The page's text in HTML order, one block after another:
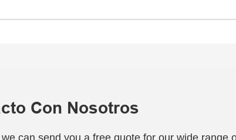
Con Nosotros
can send you a free quote for our wide range